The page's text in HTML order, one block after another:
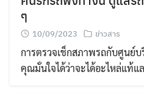
ๆ
10/09/2023 ข่าวสาร
การตรวจเช็กสภาพรถกับศูนย์
คุณมั่นใจได้ว่าจะได้อะไหล่แท้